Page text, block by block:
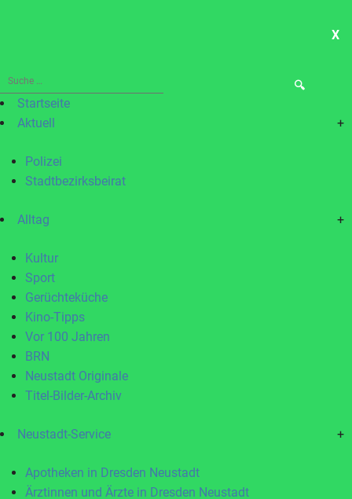
X
Suche
nach:Startseite
Aktuell
+
Polizei
Stadtbezirksbeirat
Alltag +
Kultur
Sport
Gerüchteküche
Kino-Tipps
Vor 100 Jahren
BRN
Neustadt Originale
Titel-Bilder-Archiv
Neustadt-Service +
Apotheken in Dresden Neustadt
Ärztinnen und Ärzte in Dresden Neustadt